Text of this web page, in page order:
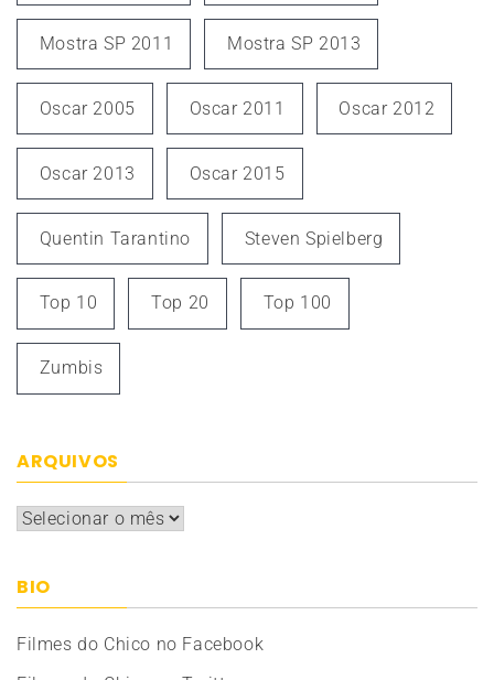
Mostra SP 2011 Mostra SP 2013
Oscar 2005 Oscar 2011 Oscar 2012
Oscar 2013 Oscar 2015
Quentin Tarantino Steven Spielberg
Top 10 Top 20 Top 100
Zumbis
ARQUIVOS
Arquivos
BIO
Filmes do Chico no Facebook